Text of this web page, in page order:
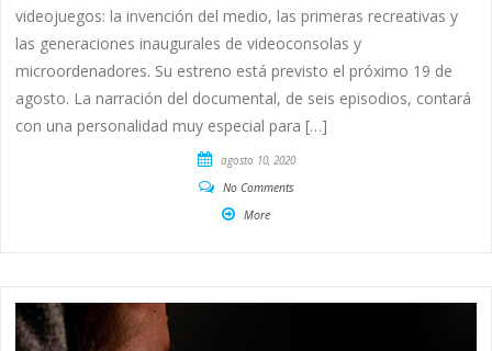
videojuegos: la invención del medio, las primeras recreativas y
las generaciones inaugurales de videoconsolas y
microordenadores. Su estreno está previsto el próximo 19 de
agosto. La narración del documental, de seis episodios, contará
con una personalidad muy especial para […]
agosto 10, 2020
No Comments
More